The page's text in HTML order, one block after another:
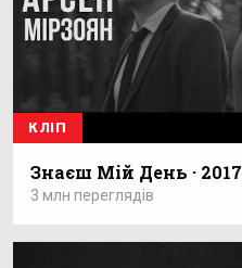
КЛІП
Знаєш Мій День · 2017
3 млн переглядів